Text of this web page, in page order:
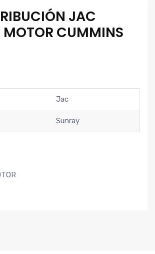
JAC
MOTOR CUMMINS
Jac
Sunray